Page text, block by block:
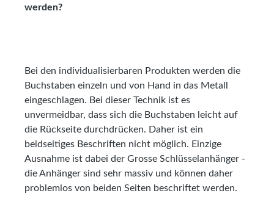
werden?
Bei den individualisierbaren Produkten werden die
Buchstaben einzeln und von Hand in das Metall
eingeschlagen. Bei dieser Technik ist es
unvermeidbar, dass sich die Buchstaben leicht auf
die Rückseite durchdrücken. Daher ist ein
beidseitiges Beschriften nicht möglich. Einzige
Ausnahme ist dabei der Grosse Schlüsselanhänger -
die Anhänger sind sehr massiv und können daher
problemlos von beiden Seiten beschriftet werden.